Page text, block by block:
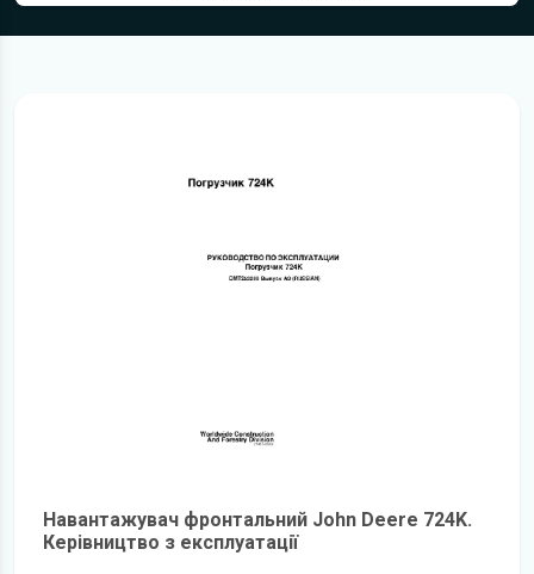
Навантажувач фронтальний John Deere 724K.
Керівництво з експлуатації